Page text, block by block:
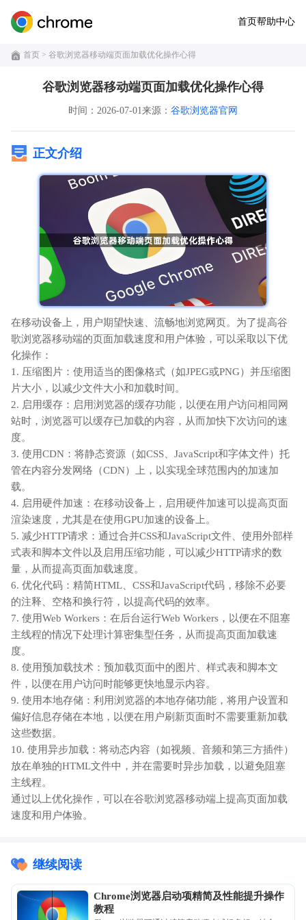
首页帮助中心
首页 > 谷歌浏览器移动端页面加载优化操作心得
谷歌浏览器移动端页面加载优化操作心得
时间：2026-07-01来源： 谷歌浏览器官网
正文介绍
在移动设备上，用户期望快速、流畅地浏览网页。为了提高谷
歌浏览器移动端的页面加载速度和用户体验，可以采取以下优
化操作：
1. 压缩图片：使用适当的图像格式（如JPEG或PNG）并压缩图
片大小，以减少文件大小和加载时间。
2. 启用缓存：启用浏览器的缓存功能，以便在用户访问相同网
站时，浏览器可以缓存已加载的内容，从而加快下次访问的速
度。
3. 使用CDN：将静态资源（如CSS、JavaScript和字体文件）托
管在内容分发网络（CDN）上，以实现全球范围内的加速加
载。
4. 启用硬件加速：在移动设备上，启用硬件加速可以提高页面
渲染速度，尤其是在使用GPU加速的设备上。
5. 减少HTTP请求：通过合并CSS和JavaScript文件、使用外部样
式表和脚本文件以及启用压缩功能，可以减少HTTP请求的数
量，从而提高页面加载速度。
6. 优化代码：精简HTML、CSS和JavaScript代码，移除不必要
的注释、空格和换行符，以提高代码的效率。
7. 使用Web Workers：在后台运行Web Workers，以便在不阻塞
主线程的情况下处理计算密集型任务，从而提高页面加载速
度。
8. 使用预加载技术：预加载页面中的图片、样式表和脚本文
件，以便在用户访问时能够更快地显示内容。
9. 使用本地存储：利用浏览器的本地存储功能，将用户设置和
偏好信息存储在本地，以便在用户刷新页面时不需要重新加载
这些数据。
10. 使用异步加载：将动态内容（如视频、音频和第三方插件）
放在单独的HTML文件中，并在需要时异步加载，以避免阻塞
主线程。
通过以上优化操作，可以在谷歌浏览器移动端上提高页面加载
速度和用户体验。
继续阅读
Chrome浏览器启动项精简及性能提升操作
教程